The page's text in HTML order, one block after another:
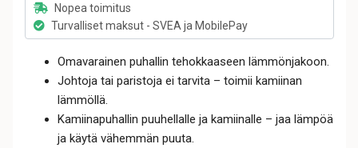
Nopea toimitus
Turvalliset maksut - SVEA ja MobilePay
Omavarainen puhallin tehokkaaseen lämmönjakoon.
Johtoja tai paristoja ei tarvita – toimii kamiinan
lämmöllä.
Kamiinapuhallin puuhellalle ja kamiinalle – jaa lämpöä
ja käytä vähemmän puuta.